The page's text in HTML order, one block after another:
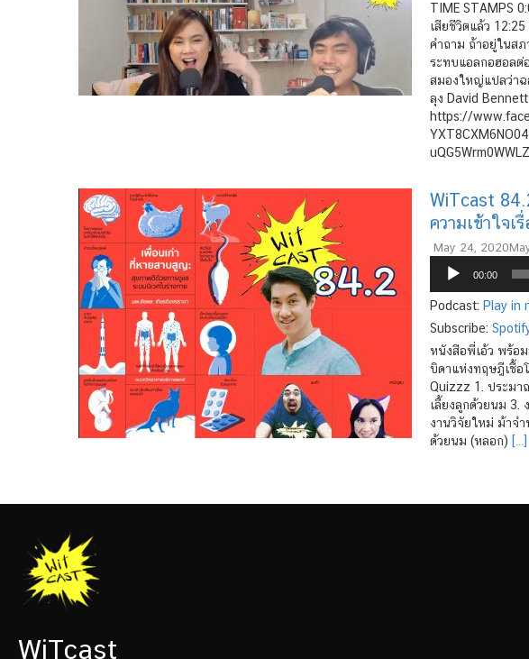
TIME STAMPS
เสียชีวิตแล้ว
คำถาม ถ้าอยู่ในสภ
ระทบแอลกอฮอลต่
สมองใหญ่แปลว่าฉ
ลุง David
https://
WiTcast
ความเข้าใจเ
May 24, 2020
Audio
Player
00:00
Podcast: Play in
Subscribe:
หนังสือพี่เอ้ว พร้อ
บิดาแห่งทฤษฎีเชื้อ
Quizzz 1. ประมา
เลี้ยงลูกด้วยนม 3.
งานวิจัยใหม่ ม้าจำ
ด้วยนม (หลอก) […]
WiTcast